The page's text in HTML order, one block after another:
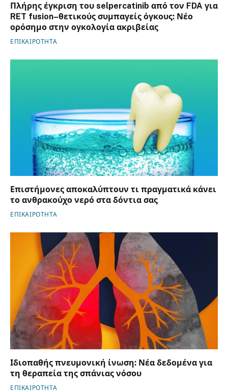
Πλήρης έγκριση του selpercatinib από τον FDA για
RET fusion–θετικούς συμπαγείς όγκους: Νέο
ορόσημο στην ογκολογία ακριβείας
ΕΠΙΚΑΙΡΟΤΗΤΑ
Επιστήμονες αποκαλύπτουν τι πραγματικά κάνει
το ανθρακούχο νερό στα δόντια σας
ΕΠΙΚΑΙΡΟΤΗΤΑ
Ιδιοπαθής πνευμονική ίνωση: Νέα δεδομένα για
τη θεραπεία της σπάνιας νόσου
ΕΠΙΚΑΙΡΟΤΗΤΑ